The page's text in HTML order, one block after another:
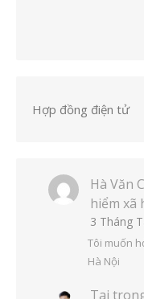
Hợp đồng điện tử
Hà Văn
hiểm xã
3 Tháng
Tôi muốn
Hà Nội
Tai